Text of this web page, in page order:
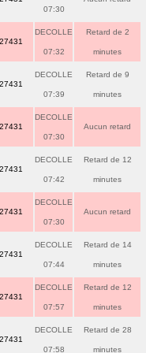
07:30
DECOLLE
07:32
Retard de 2
minutes
DECOLLE
07:39
Retard de 9
minutes
DECOLLE
07:30
Aucun retard
DECOLLE
07:42
Retard de 12
minutes
DECOLLE
07:30
Aucun retard
DECOLLE
07:44
Retard de 14
minutes
DECOLLE
07:57
Retard de 12
minutes
DECOLLE
07:58
Retard de 28
minutes